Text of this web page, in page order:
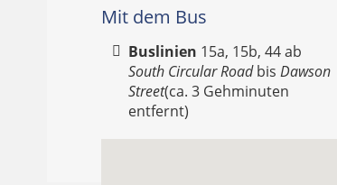
Mit dem Bus
Buslinien 15a, 15b, 44 ab
South Circular Roadbis Dawson
Street(ca. 3 Gehminuten
entfernt)‎